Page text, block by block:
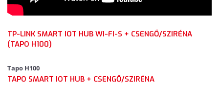
TP-LINK SMART IOT HUB WI-FI-S + CSENGŐ/SZIRÉNA
(TAPO H100)
Tapo H100
TAPO SMART IOT HUB + CSENGŐ/SZIRÉNA